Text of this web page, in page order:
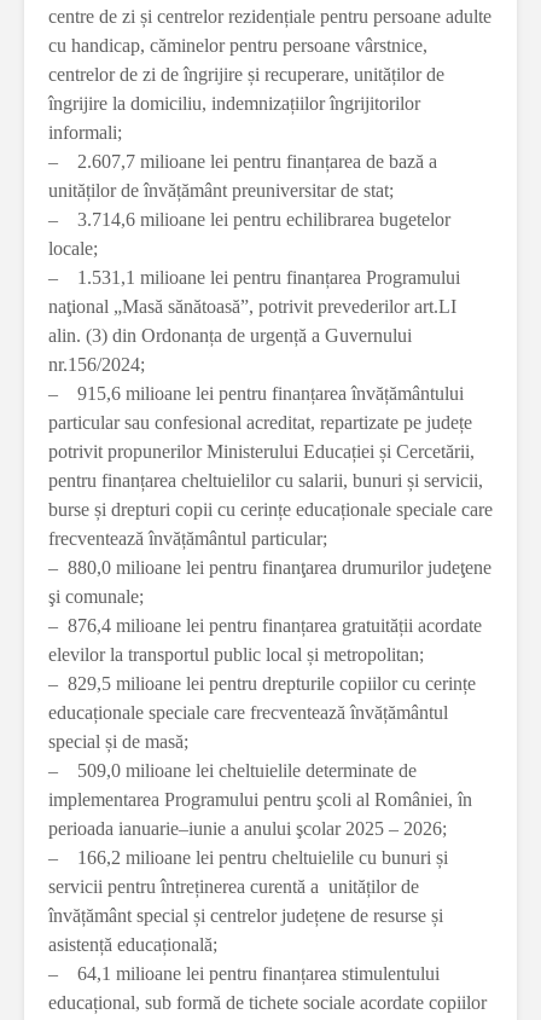
centre de zi și centrelor rezidențiale pentru persoane adulte
cu handicap, căminelor pentru persoane vârstnice,
centrelor de zi de îngrijire și recuperare, unităților de
îngrijire la domiciliu, indemnizațiilor îngrijitorilor
informali;
– 2.607,7 milioane lei pentru finanțarea de bază a
unităților de învățământ preuniversitar de stat;
– 3.714,6 milioane lei pentru echilibrarea bugetelor
locale;
– 1.531,1 milioane lei pentru finanțarea Programului
naţional „Masă sănătoasă”, potrivit prevederilor art.LI
alin. (3) din Ordonanța de urgență a Guvernului
nr.156/2024;
– 915,6 milioane lei pentru finanțarea învățământului
particular sau confesional acreditat, repartizate pe județe
potrivit propunerilor Ministerului Educației și Cercetării,
pentru finanțarea cheltuielilor cu salarii, bunuri și servicii,
burse și drepturi copii cu cerințe educaționale speciale care
frecventează învățământul particular;
– 880,0 milioane lei pentru finanţarea drumurilor judeţene
şi comunale;
– 876,4 milioane lei pentru finanțarea gratuității acordate
elevilor la transportul public local și metropolitan;
– 829,5 milioane lei pentru drepturile copiilor cu cerințe
educaționale speciale care frecventează învățământul
special și de masă;
– 509,0 milioane lei cheltuielile determinate de
implementarea Programului pentru şcoli al României, în
perioada ianuarie–iunie a anului şcolar 2025 – 2026;
– 166,2 milioane lei pentru cheltuielile cu bunuri și
servicii pentru întreținerea curentă a unităților de
învățământ special și centrelor județene de resurse și
asistență educațională;
– 64,1 milioane lei pentru finanțarea stimulentului
educațional, sub formă de tichete sociale acordate copiilor